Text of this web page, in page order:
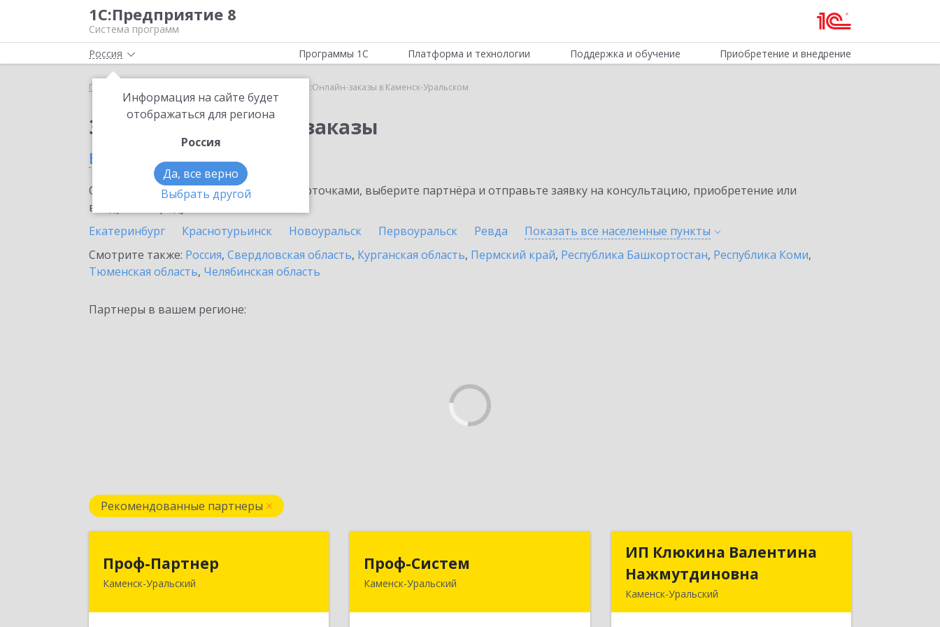
1С:Предприятие 8
Система программ
Россия
Информация на сайте будет
отображаться для региона
Россия
Да, все верно
Выбрать другой
Программы 1С Платформа и технологии Поддержка и обучение Приобретение и внедрение
Главная 1С:Онлайн-заказы в Каменск-Уральском
Заказать 1С:Онлайн-заказы
в Каменск-Уральском
Ознакомьтесь с информационными карточками, выберите партнёра и отправьте заявку на консультацию, приобретение или
внедрение продукта.
Екатеринбург
Краснотурьинск Новоуральск Первоуральск Ревда Показать все населенные пункты
Смотрите также: Россия, Свердловская область, Курганская область, Пермский край, Республика Башкортостан, Республика Коми,
Тюменская область, Челябинская область
Партнеры в вашем регионе:
Рекомендованные партнеры
Проф-Партнер
Каменск-Уральский
623406, Свердловская обл, Каменск-
Проф-Систем
Каменск-Уральский
623406, Свердловская обл, Каменск-
ИП Клюкина Валентина
Нажмутдиновна
Каменск-Уральский
ИП Клюкина Валентина
Нажмутдиновна